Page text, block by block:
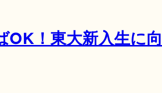
OK！東大新入生に